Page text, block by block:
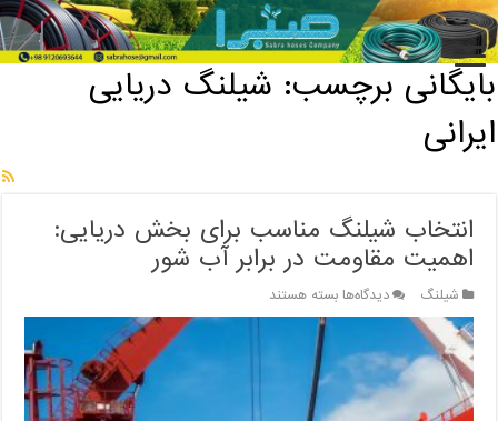
خانه / بایگانی برچسب: شیلنگ دریایی ایرانی
بایگانی برچسب: شیلنگ دریایی
ایرانی
انتخاب شیلنگ مناسب برای بخش دریایی:
اهمیت مقاومت در برابر آب شور
شیلنگ دیدگاه‌هابرای
انتخاب
شیلنگ
مناسب
برای
بخش
دریایی:
بسته هستند